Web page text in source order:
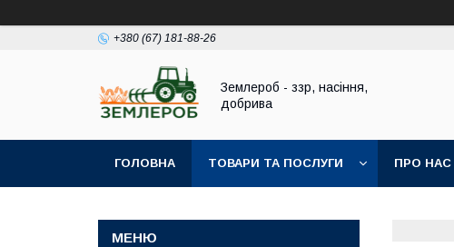
+380 (67) 181-88-26
Землероб - ззр, насіння,
добрива
ГОЛОВНА ТОВАРИ ТА ПОСЛУГИ ПРО НАС